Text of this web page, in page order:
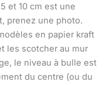
et 10 cm est une
prenez une photo.
en papier kraft
les scotcher au mur
le niveau à bulle est
du centre (ou du